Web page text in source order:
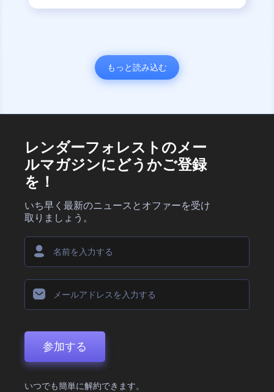
もっと読み込む
レンダーフォレストのメー
ルマガジンにどうかご登録
を！
いち早く最新のニュースとオファーを受け
取りましょう。
参加する
いつでも簡単に解約できます。